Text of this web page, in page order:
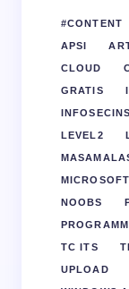
#CONTENT
APSI
CLOUD
GRATIS
LEVEL2
MICROSOFT
NOOBS
TC ITS
UPLOAD